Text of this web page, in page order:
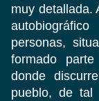
muy detallada.
personas,
formado
donde
pueblo, de tal